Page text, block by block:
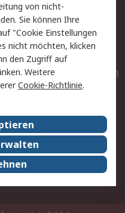
Datenschutz
Zahlungsbedingungen
Entsorgung
Elektrogeräte/Batterien
RS weltweit
Nachhaltigkeit
Presse-Center
von nicht-
Sie können Ihre
"Cookie Einstellungen
nicht möchten, klicken
den Zugriff auf
Weitere
Cookie-Richtlinie.